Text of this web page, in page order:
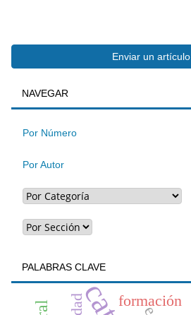
Enviar
un
artículo
Enviar un artículo
BUSQUEDA
NAVEGAR
Por Número
Por Autor
PALABRAS CLAVE
formación